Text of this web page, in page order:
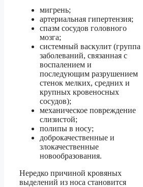
мигрень;
артериальная гипертензия;
спазм сосудов головного
мозга;
системный васкулит (группа
заболеваний, связанная с
воспалением и
последующим разрушением
стенок мелких, средних и
крупных кровеносных
сосудов);
механическое повреждение
слизистой;
полипы в носу;
доброкачественные и
злокачественные
новообразования.
Нередко причиной кровяных
выделений из носа становится